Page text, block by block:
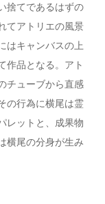
捨てであるはずの
てアトリエの風景
はキャンバスの上
作品となる。アト
チューブから直感
の行為に横尾は霊
レットと、成果物
横尾の分身が生み